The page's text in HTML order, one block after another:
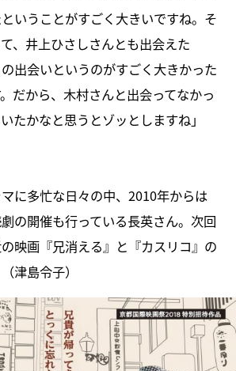
いうことがすごく大きいですね。そ
、井上ひさしさんとも出会えた
出会いというのがすごく大きかった
だから、木村さんと出会ってなかっ
たかなと思うとゾッとしますね」
に多忙な日々の中、2010年からは
の開催も行っている長英さん。次回
映画『兄消える』と『カスリコ』の
津島令子）